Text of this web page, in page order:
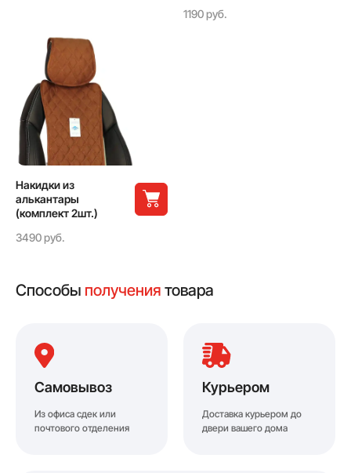
1190 руб.
Накидки из
алькантары
(комплект 2шт.)
3490 руб.
Способы получения товара
Самовывоз
Из офиса сдек или
почтового отделения
Курьером
Доставка курьером до
двери вашего дома